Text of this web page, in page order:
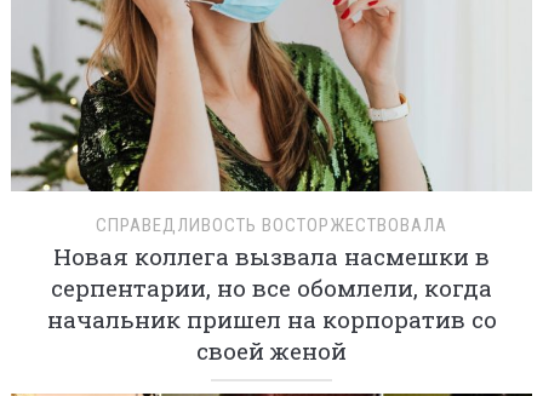
СПРАВЕДЛИВОСТЬ ВОСТОРЖЕСТВОВАЛА
Новая коллега вызвала насмешки в
серпентарии, но все обомлели, когда
начальник пришел на корпоратив со
своей женой